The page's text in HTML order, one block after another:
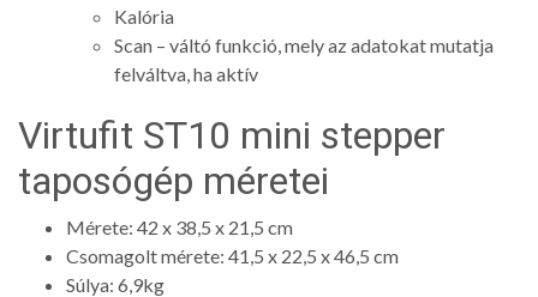
Kalória
Scan – váltó funkció, mely az adatokat mutatja
felváltva, ha aktív
Virtufit ST10 mini stepper
taposógép méretei
Mérete: 42 x 38,5 x 21,5 cm
Csomagolt mérete: 41,5 x 22,5 x 46,5 cm
Súlya: 6,9kg